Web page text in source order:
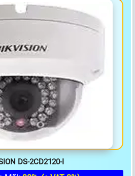
DS-2CD2120-I